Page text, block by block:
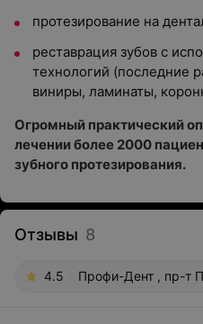
протезирование на
реставрация зубов с
технологий (последние
виниры, ламинаты,
Огромный практический
лечении более 2000
зубного протезирования.
Отзывы 8
4.5 Профи-Дент , пр-т